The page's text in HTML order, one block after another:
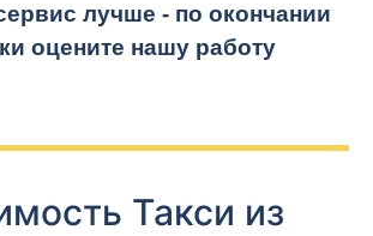
лучше - по окончании
оцените нашу работу
Такси из